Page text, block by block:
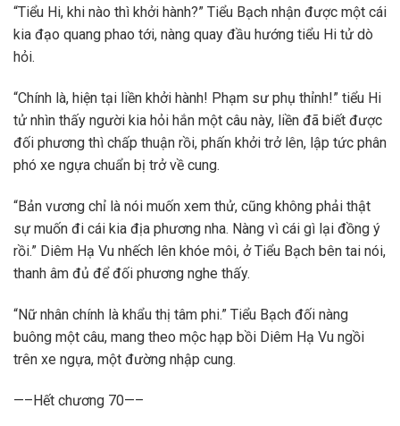
“Tiểu Hi, khi nào thì khởi hành?” Tiểu Bạch nhận được một cái
kia đạo quang phao tới, nàng quay đầu hướng tiểu Hi tử dò
hỏi.
“Chính là, hiện tại liền khởi hành! Phạm sư phụ thỉnh!” tiểu Hi
tử nhìn thấy người kia hỏi hắn một câu này, liền đã biết được
đối phương thì chấp thuận rồi, phấn khởi trở lên, lập tức phân
phó xe ngựa chuẩn bị trở về cung.
“Bản vương chỉ là nói muốn xem thử, cũng không phải thật
sự muốn đi cái kia địa phương nha. Nàng vì cái gì lại đồng ý
rồi.” Diêm Hạ Vu nhếch lên khóe môi, ở Tiểu Bạch bên tai nói,
thanh âm đủ để đối phương nghe thấy.
“Nữ nhân chính là khẩu thị tâm phi.” Tiểu Bạch đối nàng
buông một câu, mang theo mộc hạp bồi Diêm Hạ Vu ngồi
trên xe ngựa, một đường nhập cung.
—–Hết chương 70—–